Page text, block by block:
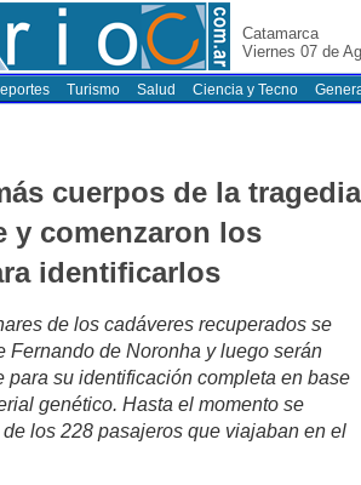
Catamarca
Viernes 07 de
Turismo Salud Ciencia y Tecno
cuerpos de la tragedia
y comenzaron los
identificarlos
de los cadáveres recuperados se
Fernando de Noronha y luego serán
para su identificación completa en base
genético. Hasta el momento se
los 228 pasajeros que viajaban en el